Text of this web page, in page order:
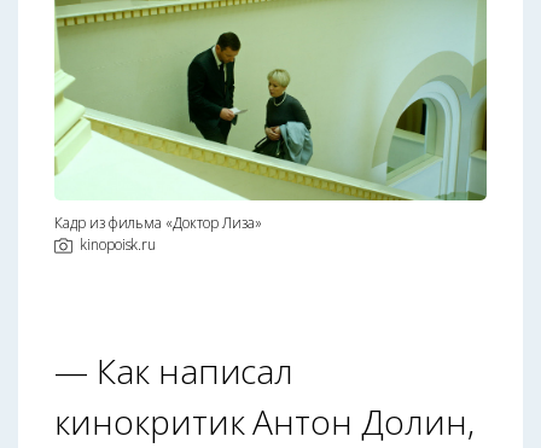
Кадр из фильма «Доктор Лиза»
kinopoisk.ru
— Как написал
кинокритик Антон Долин,